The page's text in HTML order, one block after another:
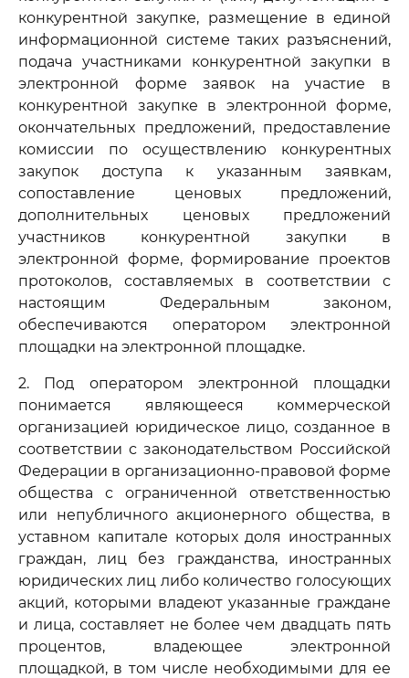
конкурентной закупке, размещение в единой
информационной системе таких разъяснений,
подача участниками конкурентной закупки в
электронной форме заявок на участие в
конкурентной закупке в электронной форме,
окончательных предложений, предоставление
комиссии по осуществлению конкурентных
закупок доступа к указанным заявкам,
сопоставление ценовых предложений,
дополнительных ценовых предложений
участников конкурентной закупки в
электронной форме, формирование проектов
протоколов, составляемых в соответствии с
настоящим Федеральным законом,
обеспечиваются оператором электронной
площадки на электронной площадке.
2. Под оператором электронной площадки
понимается являющееся коммерческой
организацией юридическое лицо, созданное в
соответствии с законодательством Российской
Федерации в организационно-правовой форме
общества с ограниченной ответственностью
или непубличного акционерного общества, в
уставном капитале которых доля иностранных
граждан, лиц без гражданства, иностранных
юридических лиц либо количество голосующих
акций, которыми владеют указанные граждане
и лица, составляет не более чем двадцать пять
процентов, владеющее электронной
площадкой, в том числе необходимыми для ее